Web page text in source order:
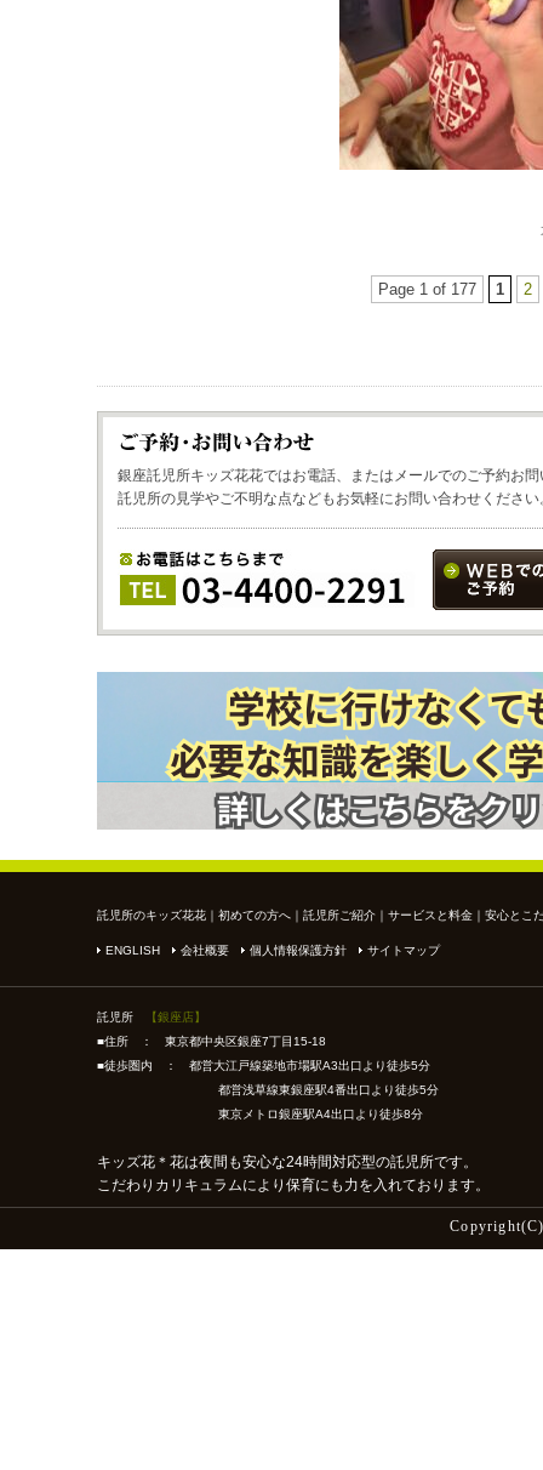
Page 1 of 177 1 2
銀座託児所キッズ花花ではお電話、またはメールでのご予約お
託児所の見学やご不明な点などもお気軽にお問い合わせください
託児所のキッズ花花 ｜ 初めての方へ ｜ 託児所ご紹介 ｜ サービスと料金 ｜ 安心とこ
ENGLISH 会社概要 個人情報保護方針 サイトマップ
託児所
【銀座店】
■住所 ： 東京都中央区銀座7丁目15-18
■徒歩圏内 ： 都営大江戸線築地市場駅A3出口より徒歩5分
都営浅草線東銀座駅4番出口より徒歩5分
東京メトロ銀座駅A4出口より徒歩8分
キッズ花＊花は夜間も安心な24時間対応型の託児所です。
こだわりカリキュラムにより保育にも力を入れております。